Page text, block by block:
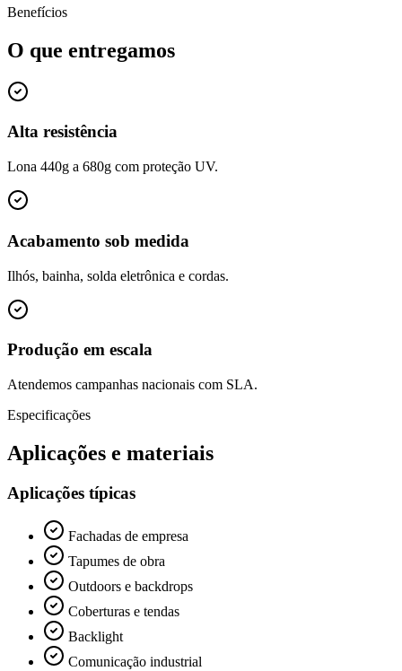
Benefícios
O que entregamos
Alta resistência
Lona 440g a 680g com proteção UV.
Acabamento sob medida
Ilhós, bainha, solda eletrônica e cordas.
Produção em escala
Atendemos campanhas nacionais com SLA.
Especificações
Aplicações e materiais
Aplicações típicas
Fachadas de empresa
Tapumes de obra
Outdoors e backdrops
Coberturas e tendas
Backlight
Comunicação industrial